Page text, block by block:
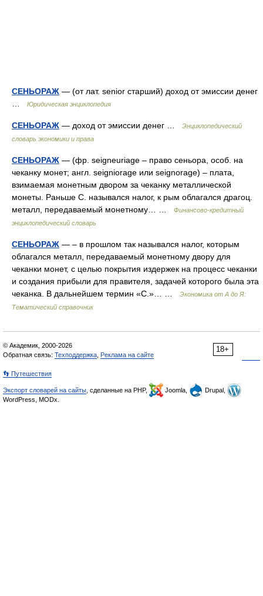
СЕНЬОРАЖ — (от лат. senior старший) доход от эмиссии денег
Юридическая энциклопедия
СЕНЬОРАЖ — доход от эмиссии денег …
Энциклопедический
словарь экономики и права
СЕНЬОРАЖ — (фр. seigneuriage – право сеньора, особ. на
чеканку монет; англ. seigniorage или seignorage) – плата,
взимаемая монетным двором за чеканку металлической
монеты. Раньше С. назывался налог, к рым облагался драгоц.
металл, передаваемый монетному… …
Финансово-кредитный
энциклопедический словарь
СЕНЬОРАЖ — – в прошлом так назывался налог, которым
облагался металл, передаваемый монетному двору для
чеканки монет, с целью покрытия издержек на процесс чеканки
и создания прибыли для правителя, задачей которого была эта
чеканка. В дальнейшем термин «С.»… …
Экономика от А до Я:
Тематический справочник
18+
© Академик, 2000-2026
Обратная связь: Техподдержка Реклама на сайте
👣 Путешествия
Экспорт словарей на сайты , сделанные на PHP, Joomla,
Drupal,
WordPress, MODx.